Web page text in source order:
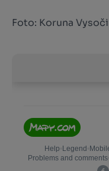
Foto: Koruna